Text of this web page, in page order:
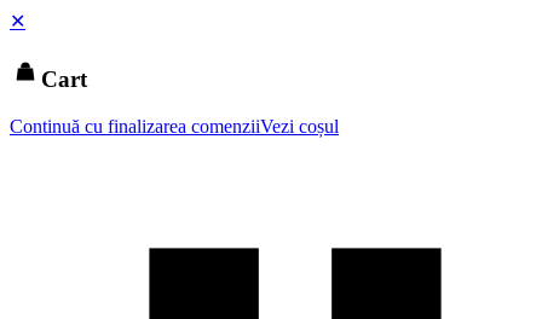
✕
Cart
Continuă cu finalizarea comenziiVezi coșul